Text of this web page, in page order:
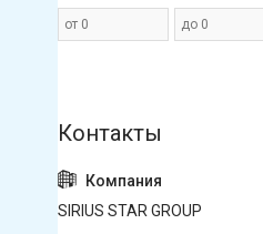
SIRIUS STAR GROUP